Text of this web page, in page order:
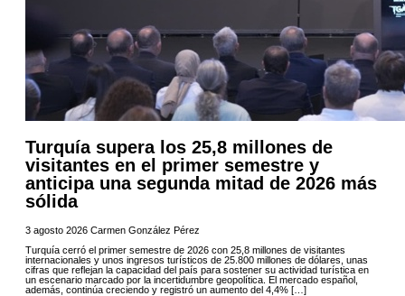
Turquía supera los 25,8 millones de
visitantes en el primer semestre y
anticipa una segunda mitad de 2026 más
sólida
3 agosto 2026 Carmen González Pérez
Turquía cerró el primer semestre de 2026 con 25,8 millones de visitantes
internacionales y unos ingresos turísticos de 25.800 millones de dólares, unas
cifras que reflejan la capacidad del país para sostener su actividad turística en
un escenario marcado por la incertidumbre geopolítica. El mercado español,
además, continúa creciendo y registró un aumento del 4,4% […]